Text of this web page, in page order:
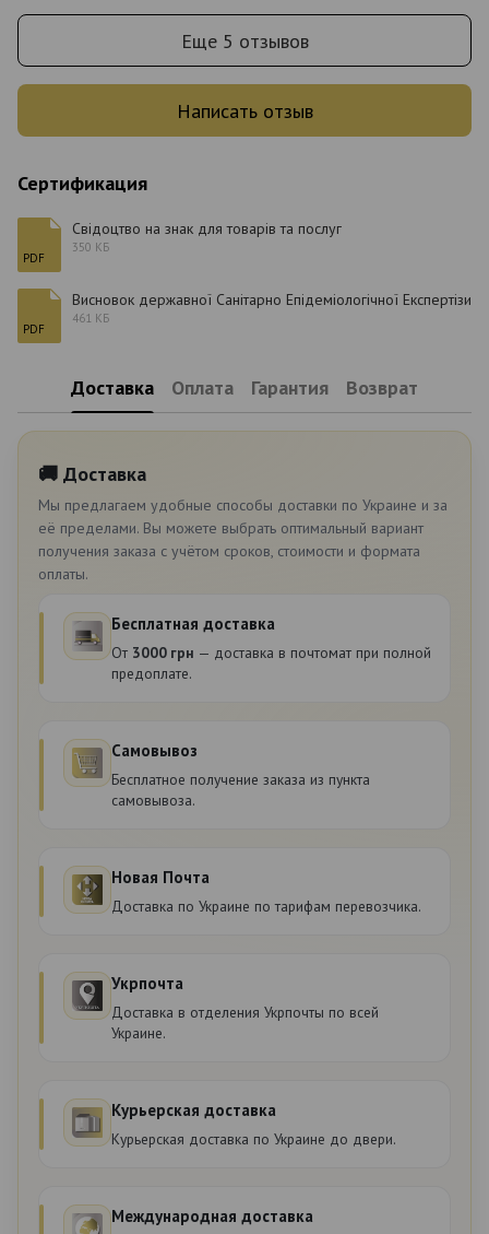
Еще 5 отзывов
Написать отзыв
Сертификация
PDF
Свідоцтво на знак для товарів та послуг
350 КБ
PDF
Висновок державної Санітарно Епідеміологічної Експертізи
461 КБ
Доставка Оплата Гарантия Возврат
🚚 Доставка
Мы предлагаем удобные способы доставки по Украине и за
её пределами. Вы можете выбрать оптимальный вариант
получения заказа с учётом сроков, стоимости и формата
оплаты.
Бесплатная доставка
От 3000 грн — доставка в почтомат при полной
предоплате.
Самовывоз
Бесплатное получение заказа из пункта
самовывоза.
Новая Почта
Доставка по Украине по тарифам перевозчика.
Укрпочта
Доставка в отделения Укрпочты по всей
Украине.
Курьерская доставка
Курьерская доставка по Украине до двери.
Международная доставка